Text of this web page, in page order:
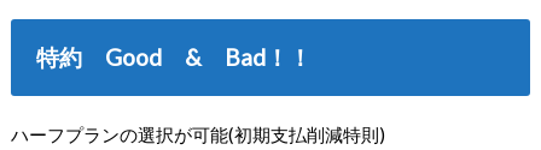
特約 Good & Bad！！
ハーフプランの選択が可能(初期支払削減特則)